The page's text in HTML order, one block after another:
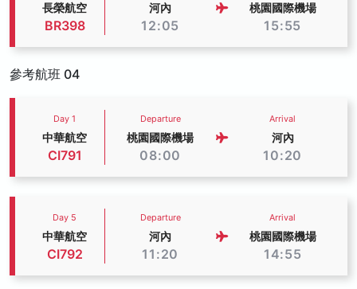
長榮航空
BR398
河內
12:05
桃園國際機場
15:55
參考航班 04
Day 1
中華航空
CI791
Departure
桃園國際機場
08:00
Arrival
河內
10:20
Day 5
中華航空
CI792
Departure
河內
11:20
Arrival
桃園國際機場
14:55